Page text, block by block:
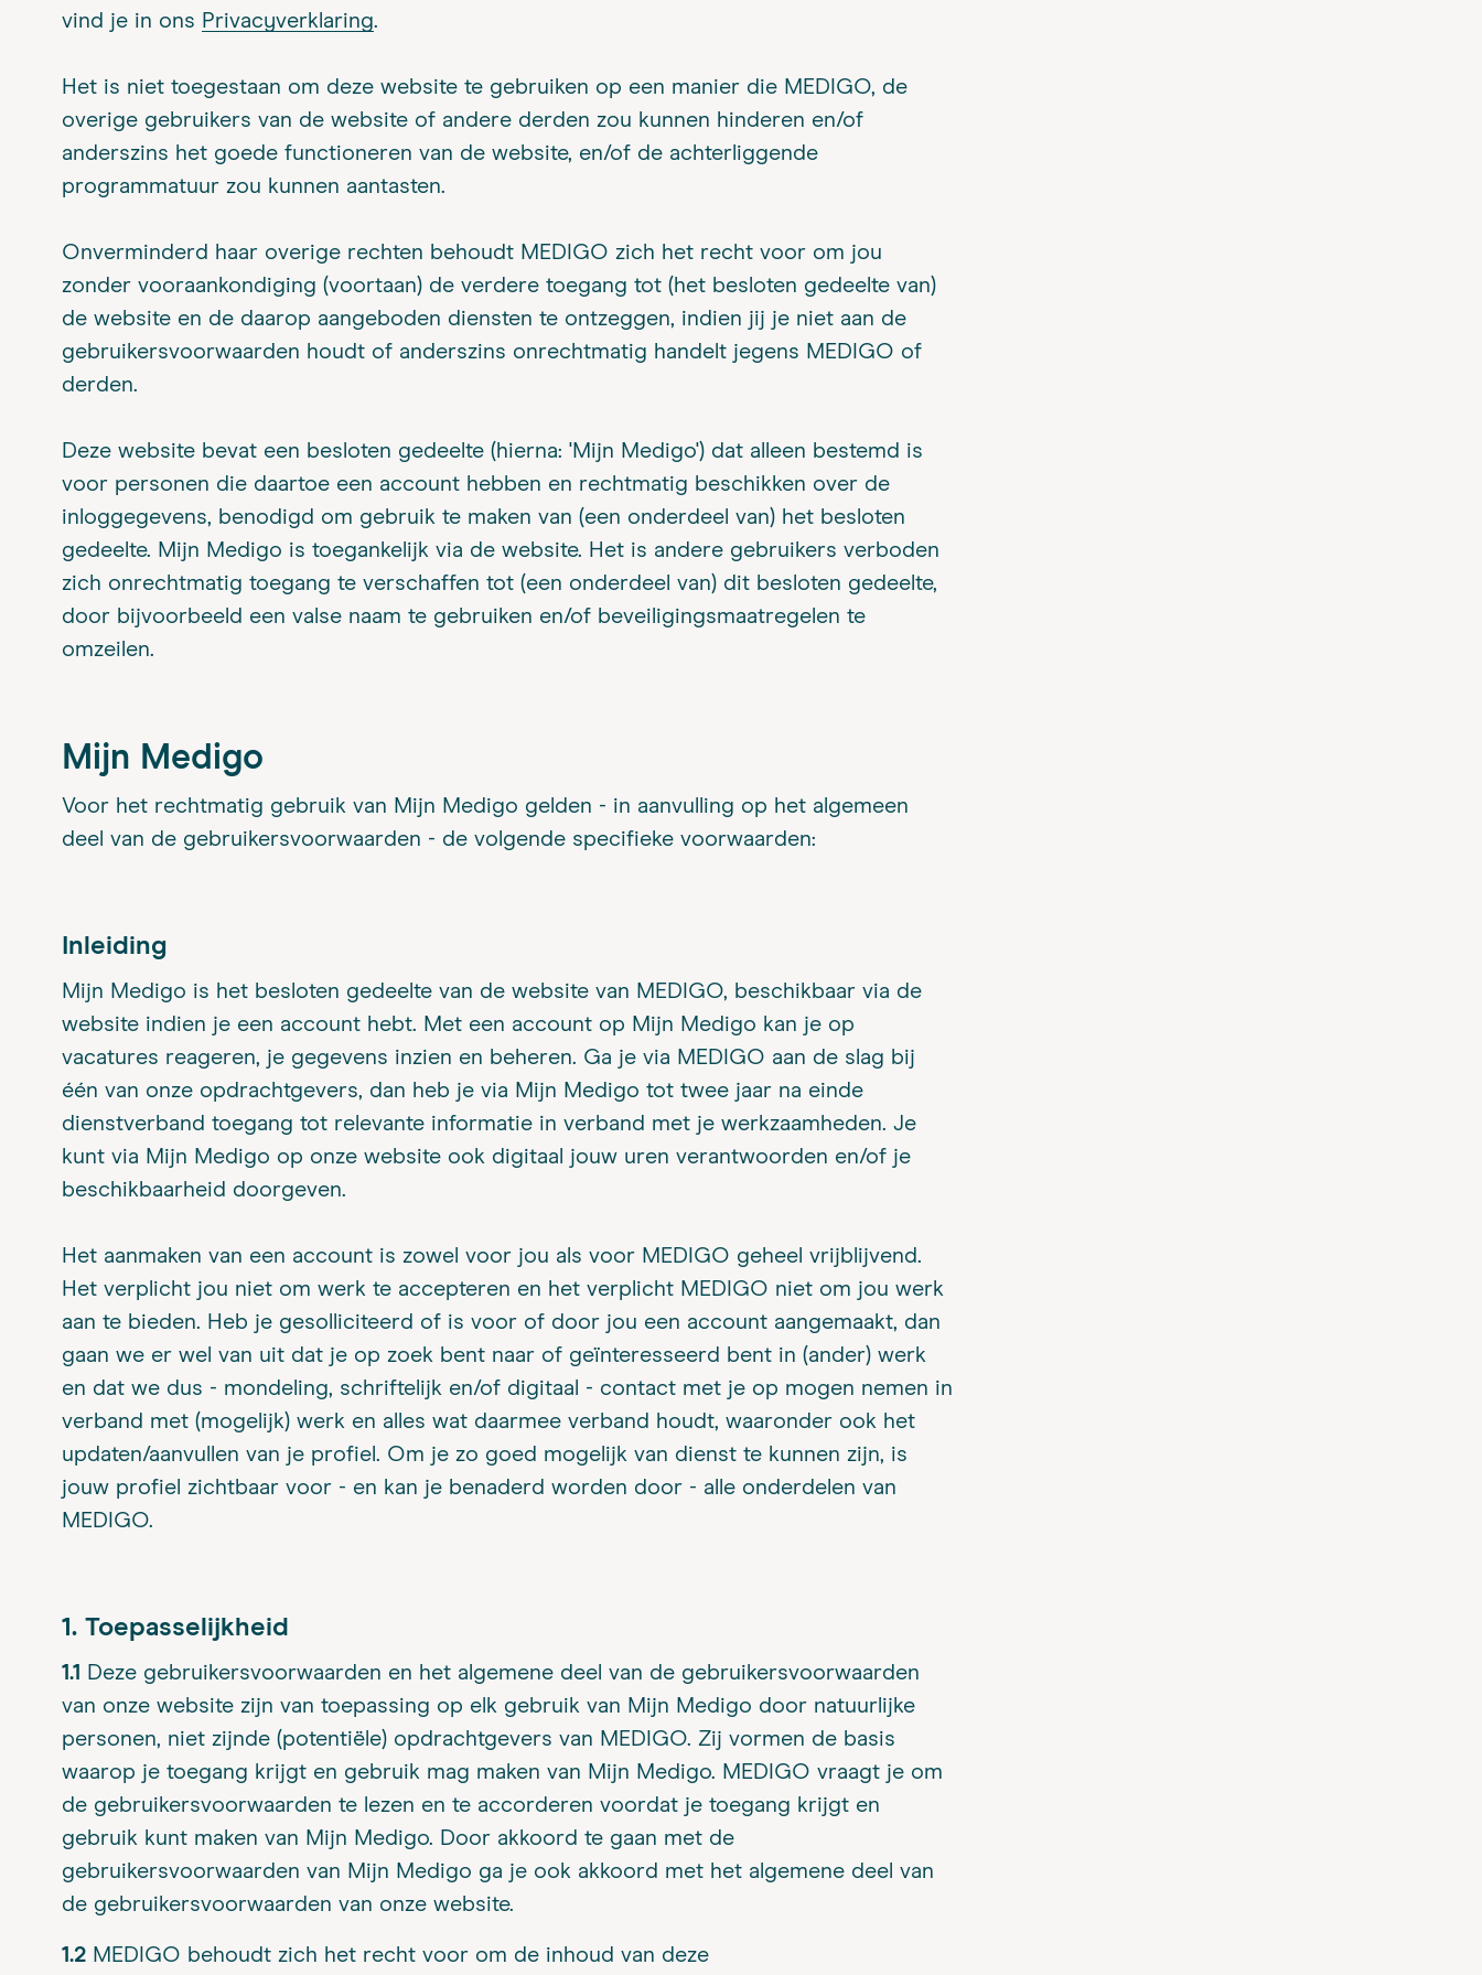
vind je in ons Privacyverklaring.
Het is niet toegestaan om deze website te gebruiken op een manier die MEDIGO, de
overige gebruikers van de website of andere derden zou kunnen hinderen en/of
anderszins het goede functioneren van de website, en/of de achterliggende
programmatuur zou kunnen aantasten.
Onverminderd haar overige rechten behoudt MEDIGO zich het recht voor om jou
zonder vooraankondiging (voortaan) de verdere toegang tot (het besloten gedeelte van)
de website en de daarop aangeboden diensten te ontzeggen, indien jij je niet aan de
gebruikersvoorwaarden houdt of anderszins onrechtmatig handelt jegens MEDIGO of
derden.
Deze website bevat een besloten gedeelte (hierna: 'Mijn Medigo') dat alleen bestemd is
voor personen die daartoe een account hebben en rechtmatig beschikken over de
inloggegevens, benodigd om gebruik te maken van (een onderdeel van) het besloten
gedeelte. Mijn Medigo is toegankelijk via de website. Het is andere gebruikers verboden
zich onrechtmatig toegang te verschaffen tot (een onderdeel van) dit besloten gedeelte,
door bijvoorbeeld een valse naam te gebruiken en/of beveiligingsmaatregelen te
omzeilen.
Mijn Medigo
Voor het rechtmatig gebruik van Mijn Medigo gelden - in aanvulling op het algemeen
deel van de gebruikersvoorwaarden - de volgende specifieke voorwaarden:
Inleiding
Mijn Medigo is het besloten gedeelte van de website van MEDIGO, beschikbaar via de
website indien je een account hebt. Met een account op Mijn Medigo kan je op
vacatures reageren, je gegevens inzien en beheren. Ga je via MEDIGO aan de slag bij
één van onze opdrachtgevers, dan heb je via Mijn Medigo tot twee jaar na einde
dienstverband toegang tot relevante informatie in verband met je werkzaamheden. Je
kunt via Mijn Medigo op onze website ook digitaal jouw uren verantwoorden en/of je
beschikbaarheid doorgeven.
Het aanmaken van een account is zowel voor jou als voor MEDIGO geheel vrijblijvend.
Het verplicht jou niet om werk te accepteren en het verplicht MEDIGO niet om jou werk
aan te bieden. Heb je gesolliciteerd of is voor of door jou een account aangemaakt, dan
gaan we er wel van uit dat je op zoek bent naar of geïnteresseerd bent in (ander) werk
en dat we dus - mondeling, schriftelijk en/of digitaal - contact met je op mogen nemen in
verband met (mogelijk) werk en alles wat daarmee verband houdt, waaronder ook het
updaten/aanvullen van je profiel. Om je zo goed mogelijk van dienst te kunnen zijn, is
jouw profiel zichtbaar voor - en kan je benaderd worden door - alle onderdelen van
MEDIGO.
1. Toepasselijkheid
1.1 Deze gebruikersvoorwaarden en het algemene deel van de gebruikersvoorwaarden
van onze website zijn van toepassing op elk gebruik van Mijn Medigo door natuurlijke
personen, niet zijnde (potentiële) opdrachtgevers van MEDIGO. Zij vormen de basis
waarop je toegang krijgt en gebruik mag maken van Mijn Medigo. MEDIGO vraagt je om
de gebruikersvoorwaarden te lezen en te accorderen voordat je toegang krijgt en
gebruik kunt maken van Mijn Medigo. Door akkoord te gaan met de
gebruikersvoorwaarden van Mijn Medigo ga je ook akkoord met het algemene deel van
de gebruikersvoorwaarden van onze website.
1.2 MEDIGO behoudt zich het recht voor om de inhoud van deze